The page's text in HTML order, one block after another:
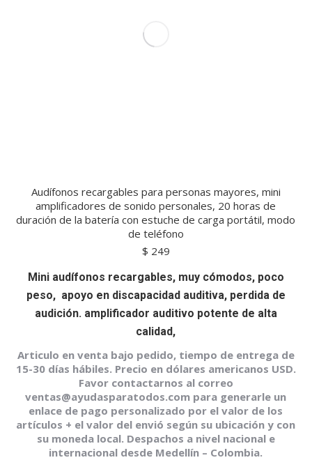
Audífonos recargables para personas mayores, mini
amplificadores de sonido personales, 20 horas de
duración de la batería con estuche de carga portátil, modo
de teléfono
$ 249
Mini audífonos recargables, muy cómodos, poco
peso, apoyo en discapacidad auditiva, perdida de
audición. amplificador auditivo potente de alta
calidad,
Articulo en venta bajo pedido, tiempo de entrega de
15-30 días hábiles. Precio en dólares americanos USD.
Favor contactarnos al correo
ventas@ayudasparatodos.com para generarle un
enlace de pago personalizado por el valor de los
artículos + el valor del envió según su ubicación y con
su moneda local. Despachos a nivel nacional e
internacional desde Medellín – Colombia.